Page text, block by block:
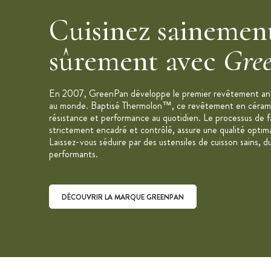
Compatible tous feux
Caractéristiques de la Cocotte GreenPan
Diamètre extérieur : 26 cm
Capacité : 5.3 L
Poids : 2.44 kg
Nombre de personnes : 6 à 8
Corps en fonte d'aluminium
Poignées en fonte d'aluminium
Cuisinez
sûrement avec
En 2007, GreenPan développe le premier revêtement
au monde. Baptisé Thermolon™, ce revêtement en
résistance et performance au quotidien. Le processus de
strictement encadré et contrôlé, assure une qualité
Laissez-vous séduire par des ustensiles de cuisson sains,
performants.
DÉCOUVRIR LA MARQUE GREENPAN